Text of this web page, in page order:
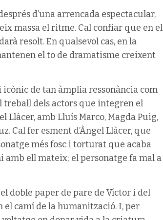
d’una arrencada espectacular,
massa el ritme. Cal confiar que en el
resolt. En qualsevol cas, en la
el to de dramatisme creixent
de tan àmplia ressonància com
treball dels actors que integren el
amb Lluís Marco, Magda Puig,
Cal fer esment d’Àngel Llàcer, que
més fosc i torturat que acaba
amb ell mateix; el personatge fa mal a
doble paper de pare de Víctor i del
el camí de la humanització. I, per